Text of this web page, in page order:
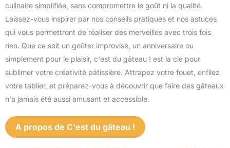
culinaire simplifiée, sans compromettre le goût ni la qualité.
Laissez-vous inspirer par nos conseils pratiques et nos astuces
qui vous permettront de réaliser des merveilles avec trois fois
rien. Que ce soit un goûter improvisé, un anniversaire ou
simplement pour le plaisir, c'est du gâteau ! est la clé pour
sublimer votre créativité pâtissière. Attrapez votre fouet, enfilez
votre tablier, et préparez-vous à découvrir que faire des gâteaux
n'a jamais été aussi amusant et accessible.
A propos de C'est du gâteau !